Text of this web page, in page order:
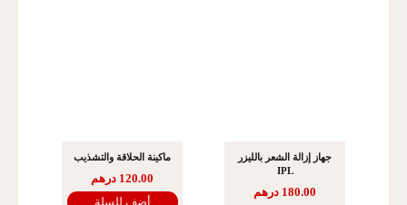
جهاز إزالة الشعر بالليزر
IPL
180.00 درهم
ماكينة الحلاقة والتشذيب
120.00 درهم
أضف للسلة